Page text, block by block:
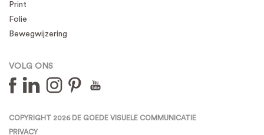
Print
Folie
Bewegwijzering
VOLG ONS
COPYRIGHT 2026 DE GOEDE VISUELE COMMUNICATIE
PRIVACY